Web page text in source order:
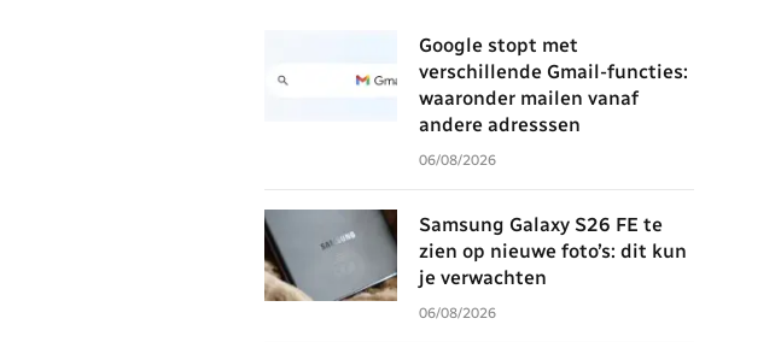
Google stopt met
verschillende Gmail-functies:
waaronder mailen vanaf
andere adresssen
06/08/2026
Samsung Galaxy S26 FE te
zien op nieuwe foto’s: dit kun
je verwachten
06/08/2026